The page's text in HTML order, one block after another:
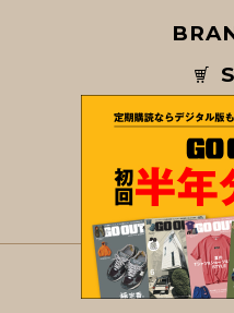
© COPYRIGHT 2026 GO